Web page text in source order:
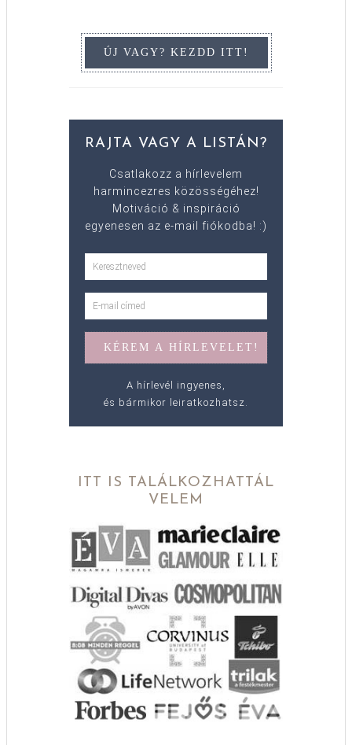
RAJTA VAGY A LISTÁN?
Csatlakozz a hírlevelem
harmincezres közösségéhez!
Motiváció & inspiráció
egyenesen az e-mail fiókodba! :)
A hírlevél ingyenes,
és bármikor leiratkozhatsz.
ITT IS TALÁLKOZHATTÁL
VELEM